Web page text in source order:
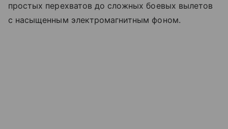
простых перехватов до сложных боевых вылетов
с насыщенным электромагнитным фоном.